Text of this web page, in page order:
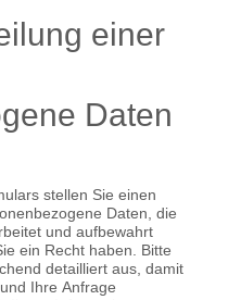
einer
Daten
stellen Sie einen
Daten, die
und aufbewahrt
ein Recht haben. Bitte
detailliert aus, damit
Ihre Anfrage